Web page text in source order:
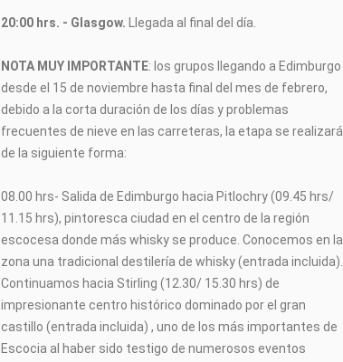
20:00 hrs. - Glasgow. Llegada al final del día.
NOTA MUY IMPORTANTE: los grupos llegando a Edimburgo
desde el 15 de noviembre hasta final del mes de febrero,
debido a la corta duración de los días y problemas
frecuentes de nieve en las carreteras, la etapa se realizará
de la siguiente forma:
08.00 hrs- Salida de Edimburgo hacia Pitlochry (09.45 hrs/
11.15 hrs), pintoresca ciudad en el centro de la región
escocesa donde más whisky se produce. Conocemos en la
zona una tradicional destilería de whisky (entrada incluida).
Continuamos hacia Stirling (12.30/ 15.30 hrs) de
impresionante centro histórico dominado por el gran
castillo (entrada incluida) , uno de los más importantes de
Escocia al haber sido testigo de numerosos eventos